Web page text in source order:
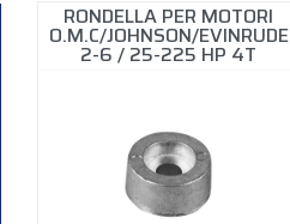
RONDELLA PER MOTORI
O.M.C/JOHNSON/EVINRUDE
2-6 / 25-225 HP 4T